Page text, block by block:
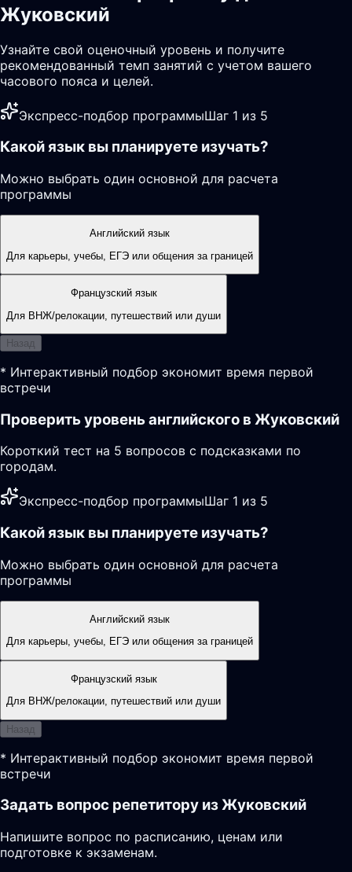
Жуковский
Узнайте свой оценочный уровень и получите
рекомендованный темп занятий с учетом вашего
часового пояса и целей.
Экспресс-подбор программыШаг 1 из 5
Какой язык вы планируете изучать?
Можно выбрать один основной для расчета
программы
Английский язык
Для карьеры, учебы, ЕГЭ или общения за границей
Французский язык
Для ВНЖ/релокации, путешествий или души
Назад
* Интерактивный подбор экономит время первой
встречи
Проверить уровень английского в Жуковский
Короткий тест на 5 вопросов с подсказками по
городам.
Экспресс-подбор программыШаг 1 из 5
Какой язык вы планируете изучать?
Можно выбрать один основной для расчета
программы
Английский язык
Для карьеры, учебы, ЕГЭ или общения за границей
Французский язык
Для ВНЖ/релокации, путешествий или души
Назад
* Интерактивный подбор экономит время первой
встречи
Задать вопрос репетитору из Жуковский
Напишите вопрос по расписанию, ценам или
подготовке к экзаменам.